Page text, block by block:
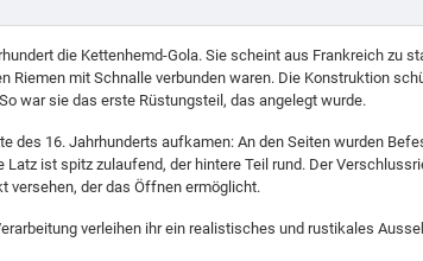
die Kettenhemd-Gola. Sie scheint aus Frankreich zu
Riemen mit Schnalle verbunden waren. Die Konstruktion
war sie das erste Rüstungsteil, das angelegt wurde.
des 16. Jahrhunderts aufkamen: An den Seiten wurden
ist spitz zulaufend, der hintere Teil rund. Der
versehen, der das Öffnen ermöglicht.
verleihen ihr ein realistisches und rustikales